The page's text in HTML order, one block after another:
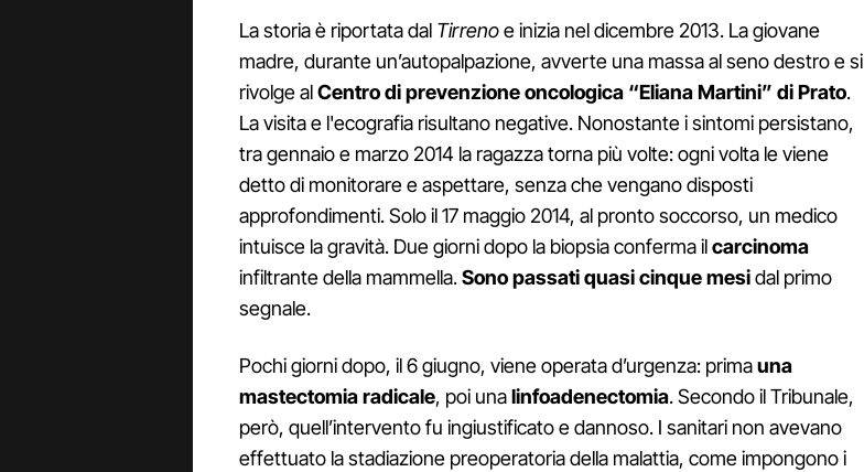
La storia è riportata dal Tirrenoe inizia nel dicembre 2013. La giovane
madre, durante un’autopalpazione, avverte una massa al seno destro e si
rivolge alCentro di prevenzione oncologica “Eliana Martini” di Prato.
La visita e l'ecografia risultano negative. Nonostante i sintomi persistano,
tra gennaio e marzo 2014 la ragazza torna più volte: ogni volta le viene
detto di monitorare e aspettare, senza che vengano disposti
approfondimenti. Solo il 17 maggio 2014, al pronto soccorso, un medico
intuisce la gravità. Due giorni dopo la biopsia conferma ilcarcinoma
infiltrante della mammella.Sono passati quasi cinque mesidal primo
segnale.
Pochi giorni dopo, il 6 giugno, viene operata d’urgenza: primauna
mastectomia radicale, poi unalinfoadenectomia. Secondo il Tribunale,
però, quell’intervento fu ingiustificato e dannoso. I sanitari non avevano
effettuato la stadiazione preoperatoria della malattia, come impongono i